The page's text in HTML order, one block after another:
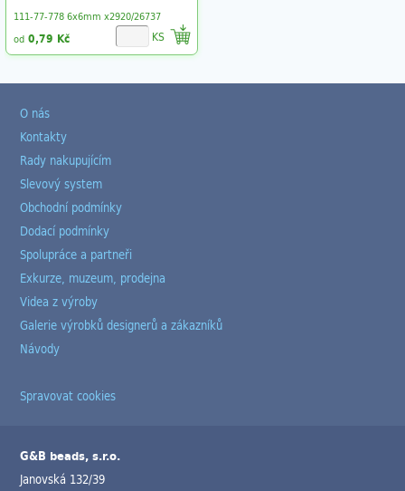
111-77-778 6x6mm x2920/26737
od 0,79 Kč KS
O nás
Kontakty
Rady nakupujícím
Slevový system
Obchodní podmínky
Dodací podmínky
Spolupráce a partneři
Exkurze, muzeum, prodejna
Videa z výroby
Galerie výrobků designerů a zákazníků
Návody
Spravovat cookies
G&B beads, s.r.o.
Janovská 132/39